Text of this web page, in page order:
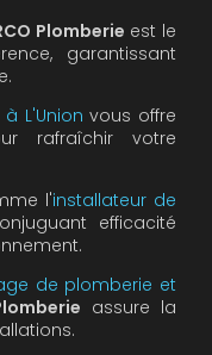
Plomberie est le
garantissant
L'Union vous offre
rafraîchir votre
l'installateur de
efficacité
de plomberie et
assure la